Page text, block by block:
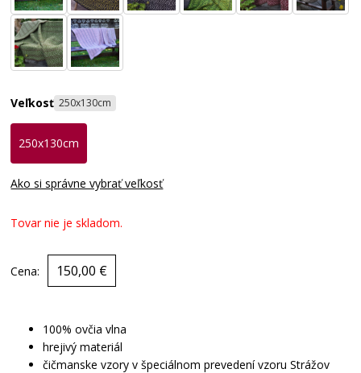
Veľkosť 250x130cm
250x130cm
Ako si správne vybrať veľkosť
Tovar nie je skladom.
Cena: 150,00 €
100% ovčia vlna
hrejivý materiál
čičmanske vzory v špeciálnom prevedení vzoru Strážov